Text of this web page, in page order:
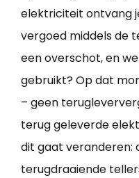
elektriciteit ontvang
vergoed middels de
een overschot, en
gebruikt? Op dat
– geen
terug geleverde
dit gaat veranderen:
terugdraaiende